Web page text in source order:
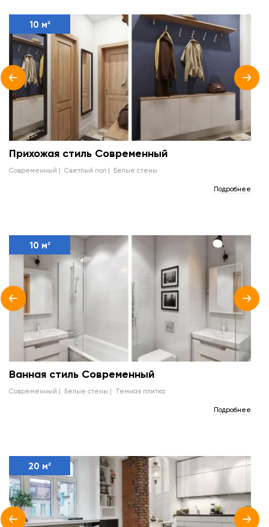
10 м²
Прихожая стиль Современный
современный светлый пол белые стены
Подробнее
10 м²
Ванная стиль Современный
современный белые стены темная плитка
Подробнее
20 м²